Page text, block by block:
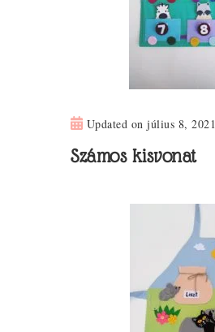
Updated onjúlius 8, 2021
Számos kisvonat